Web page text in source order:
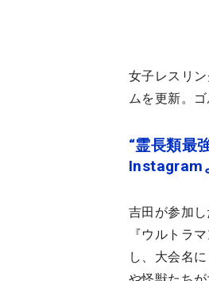
女子レスリ
ムを更新。
“霊長類最
Instagram
吉田が参加
『ウルトラ
し、大会名